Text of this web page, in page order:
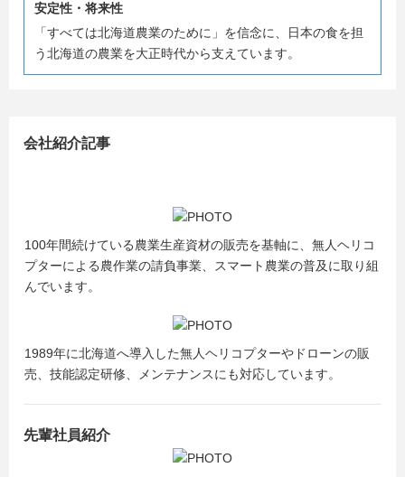
安定性・将来性
「すべては北海道農業のために」を信念に、日本の食を担
う北海道の農業を大正時代から支えています。
会社紹介記事
100年間続けている農業生産資材の販売を基軸に、無人ヘリコ
プターによる農作業の請負事業、スマート農業の普及に取り組
んでいます。
1989年に北海道へ導入した無人ヘリコプターやドローンの販
売、技能認定研修、メンテナンスにも対応しています。
先輩社員紹介